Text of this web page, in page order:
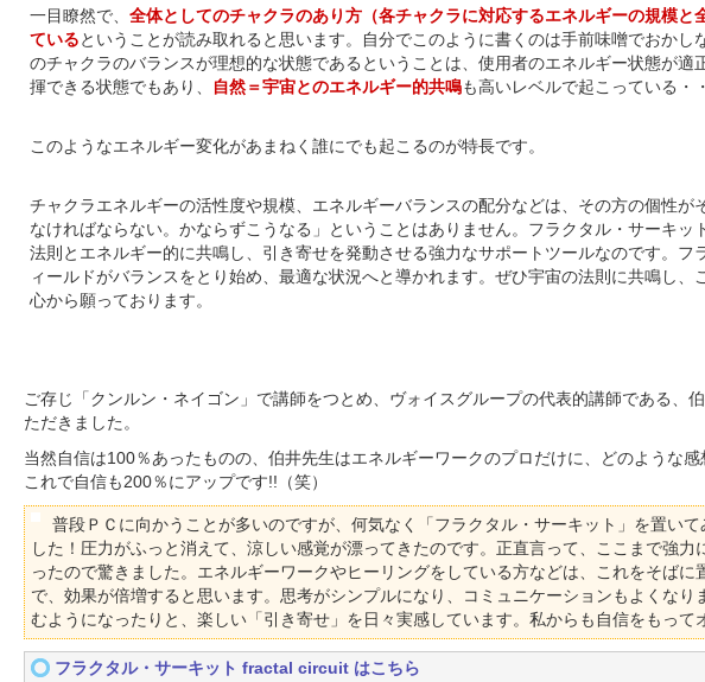
一目瞭然で、 全体としてのチャクラのあり方（各チャクラに対応するエネルギーの規模
ているということが読み取れると思います。自分でこのように書くのは手前味噌でおか
のチャクラのバランスが理想的な状態であるということは、使用者のエネルギー状態が
揮できる状態でもあり、
自然＝宇宙とのエネルギー的共鳴も高いレベルで起こっている・
このようなエネルギー変化があまねく誰にでも起こるのが特長です。
チャクラエネルギーの活性度や規模、エネルギーバランスの配分などは、その方の個性
なければならない。かならずこうなる」ということはありません。フラクタル・サーキ
法則とエネルギー的に共鳴し、引き寄せを発動させる強力なサポートツールなのです。
ィールドがバランスをとり始め、最適な状況へと導かれます。ぜひ宇宙の法則に共鳴し
心から願っております。
ご存じ「クンルン・ネイゴン」で講師をつとめ、ヴォイスグループの代表的講師である、
ただきました。
当然自信は100％あったものの、伯井先生はエネルギーワークのプロだけに、どのような
これで自信も200％にアップです!!（笑）
普段ＰＣに向かうことが多いのですが、何気なく「フラクタル・サーキット」を置い
した！圧力がふっと消えて、涼しい感覚が漂ってきたのです。正直言って、ここまで強
ったので驚きました。エネルギーワークやヒーリングをしている方などは、これをそば
で、効果が倍増すると思います。思考がシンプルになり、コミュニケーションもよくな
むようになったりと、楽しい「引き寄せ」を日々実感しています。私からも自信をもって
フラクタル・サーキット fractal circuit はこちら